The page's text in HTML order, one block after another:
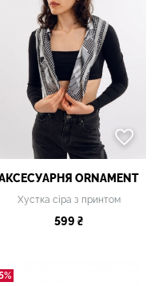
ОRNAMENT
Хустка сіра з принтом
599 ₴